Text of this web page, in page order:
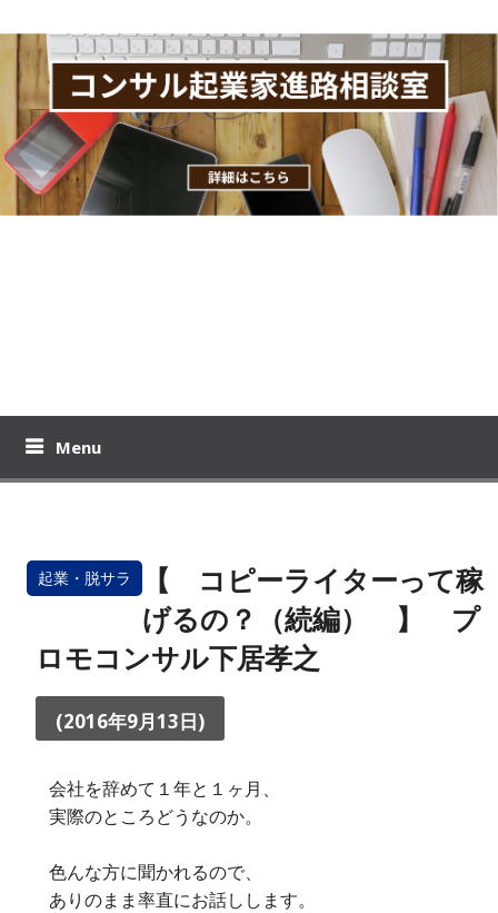
to
content
おりーのビジブロ！
Menu
起業・脱サラ
【 コピーライターって稼
げるの？（続編） 】 プ
ロモコンサル下居孝之
(2016年9月13日)
会社を辞めて１年と１ヶ月、
実際のところどうなのか。
色んな方に聞かれるので、
ありのまま率直にお話しします。